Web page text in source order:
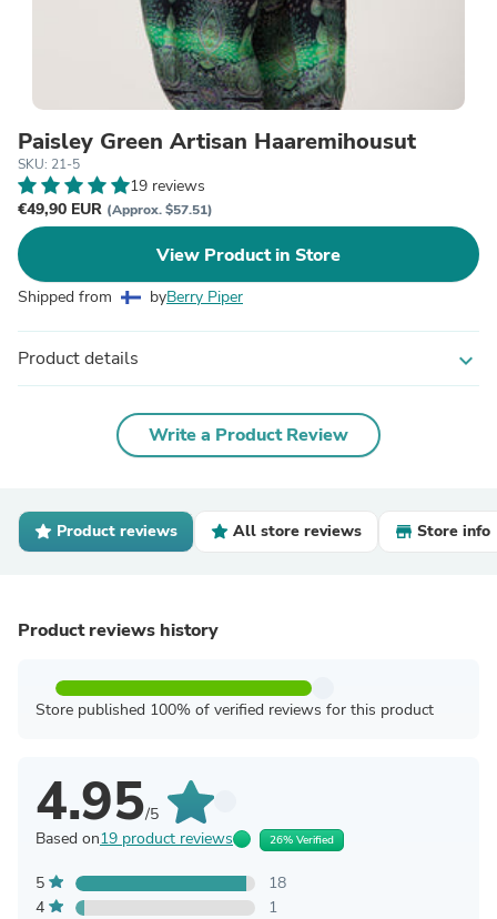
Paisley Green Artisan Haaremihousut
SKU: 21-5
19 reviews
€49,90 EUR (Approx. $57.51)
View Product in Store
Shipped from byBerry Piper
Product details expand_more
Write a Product Review
Product reviews All store reviews Store info
Product reviews history
Store published 100% of verified reviews for this product
4.95/5
Based on19 product reviews 26% Verified
5
18
4
1